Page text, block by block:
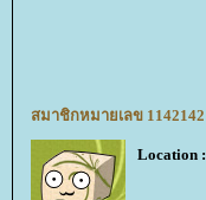
สมาชิกหมายเลข 1142142
Location :